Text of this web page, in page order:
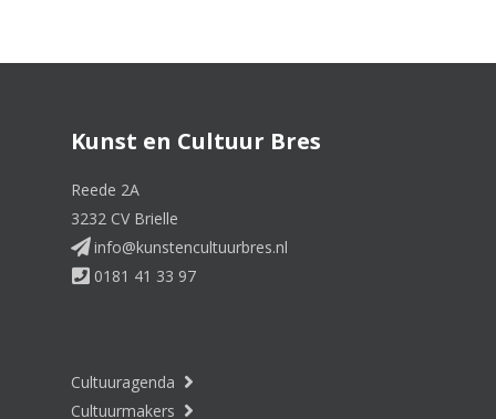
Kunst en Cultuur Bres
Reede 2A
3232 CV Brielle
info@kunstencultuurbres.nl
0181 41 33 97
Cultuuragenda
Cultuurmakers